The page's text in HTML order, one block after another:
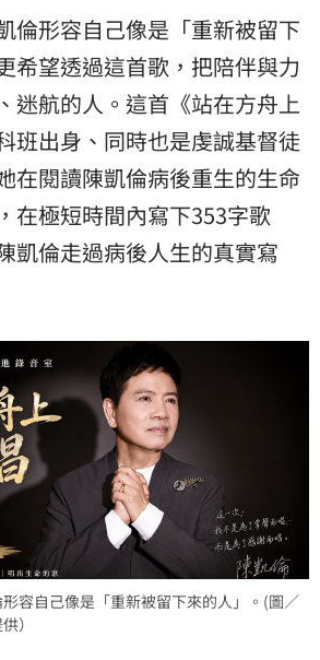
倫形容自己像是「重新被留下
希望透過這首歌，把陪伴與力
迷航的人。這首《站在方舟上
班出身、同時也是虔誠基督徒
在閱讀陳凱倫病後重生的生命
在極短時間內寫下353字歌
凱倫走過病後人生的真實寫
容自己像是「重新被留下來的人」。(圖／
）